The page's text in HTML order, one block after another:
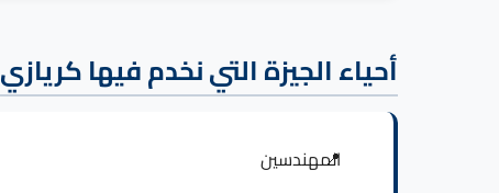
أحياء الجيزة التي نخدم فيها كريازي
المهندسين